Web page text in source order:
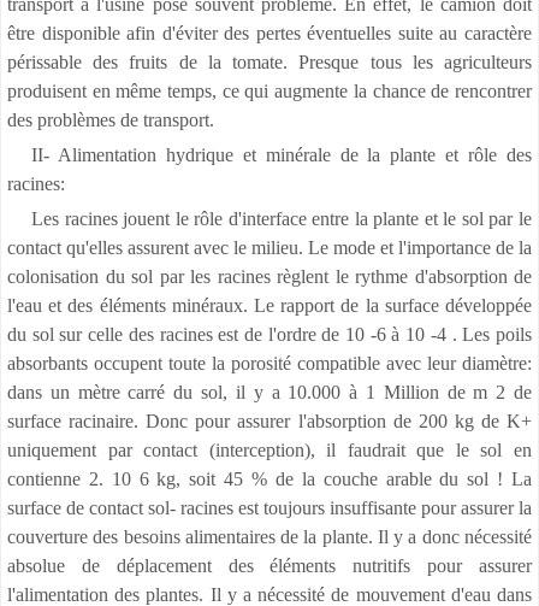
transport à l'usine pose souvent problème. En effet, le camion doit
être disponible afin d'éviter des pertes éventuelles suite au caractère
périssable des fruits de la tomate. Presque tous les agriculteurs
produisent en même temps, ce qui augmente la chance de rencontrer
des problèmes de transport.
II- Alimentation hydrique et minérale de la plante et rôle des
racines:
Les racines jouent le rôle d'interface entre la plante et le sol par le
contact qu'elles assurent avec le milieu. Le mode et l'importance de la
colonisation du sol par les racines règlent le rythme d'absorption de
l'eau et des éléments minéraux. Le rapport de la surface développée
du sol sur celle des racines est de l'ordre de 10 -6 à 10 -4 . Les poils
absorbants occupent toute la porosité compatible avec leur diamètre:
dans un mètre carré du sol, il y a 10.000 à 1 Million de m 2 de
surface racinaire. Donc pour assurer l'absorption de 200 kg de K+
uniquement par contact (interception), il faudrait que le sol en
contienne 2. 10 6 kg, soit 45 % de la couche arable du sol ! La
surface de contact sol- racines est toujours insuffisante pour assurer la
couverture des besoins alimentaires de la plante. Il y a donc nécessité
absolue de déplacement des éléments nutritifs pour assurer
l'alimentation des plantes. Il y a nécessité de mouvement d'eau dans